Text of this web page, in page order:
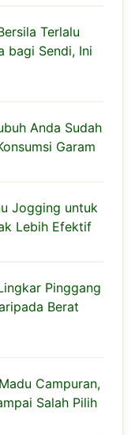
Terlalu
bagi Sendi, Ini
Anda Sudah
Garam
Jogging untuk
Lebih Efektif
Pinggang
Berat
Campuran,
Salah Pilih